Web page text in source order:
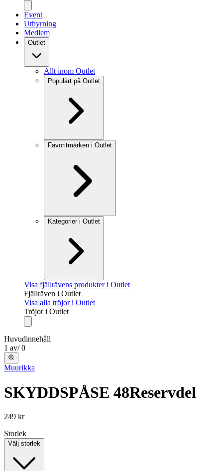
Event
Uthyrning
Medlem
Outlet
Allt inom Outlet
Populärt på Outlet
Favoritmärken i Outlet
Kategorier i Outlet
Visa fjällrävens produkter i Outlet
Fjällräven i Outlet
Visa alla tröjor i Outlet
Tröjor i Outlet
Huvudinnehåll
1 av/ 0
Muurikka
SKYDDSPÅSE 48Reservdel
249 kr
Storlek
Välj storlek